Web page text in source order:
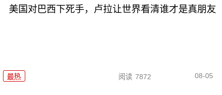
美国对巴西下死手，卢拉让世界看清谁才是真朋友
最热 阅读 7872 08-05